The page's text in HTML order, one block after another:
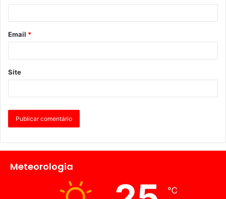
Email *
Site
Meteorologia
℃